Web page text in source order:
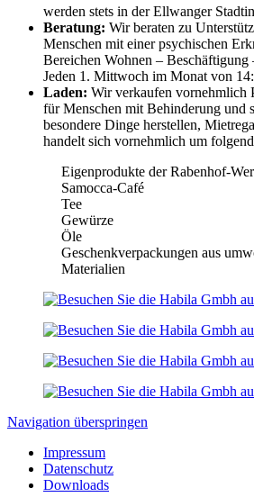
werden stets in der Ellwanger
Beratung: Wir beraten zu
Menschen mit einer psychischen
Bereichen Wohnen –
Jeden 1. Mittwoch im Monat von
Laden: Wir verkaufen vornehmlich
für Menschen mit Behinderung und
besondere Dinge herstellen,
handelt sich vornehmlich um
Eigenprodukte der Rabenhof-
Samocca-Café
Tee
Gewürze
Öle
Geschenkverpackungen aus
Materialien
Navigation überspringen
Impressum
Datenschutz
Downloads